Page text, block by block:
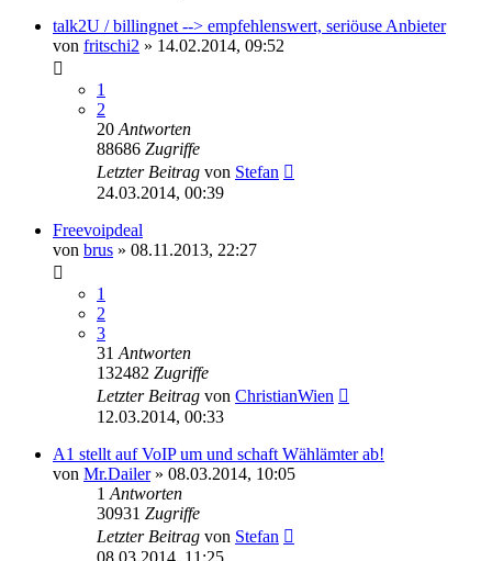
talk2U / billingnet --> empfehlenswert, seriöuse Anbieter
von fritschi2 » 14.02.2014, 09:52
1
2
20 Antworten
88686 Zugriffe
Letzter Beitrag von Stefan
24.03.2014, 00:39
Freevoipdeal
von brus » 08.11.2013, 22:27
1
2
3
31 Antworten
132482 Zugriffe
Letzter Beitrag von ChristianWien
12.03.2014, 00:33
A1 stellt auf VoIP um und schaft Wählämter ab!
von Mr.Dailer» 08.03.2014, 10:05
1 Antworten
30931 Zugriffe
Letzter Beitrag von Stefan